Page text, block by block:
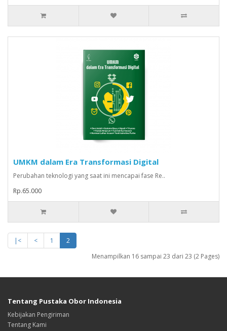
UMKM dalam Era Transformasi Digital
Perubahan teknologi yang saat ini mencapai fase Re..
Rp.65.000
|< < 1
2
Menampilkan 16 sampai 23 dari 23 (2 Pages)
Tentang Pustaka Obor Indonesia
Kebijakan Pengiriman
Tentang Kami